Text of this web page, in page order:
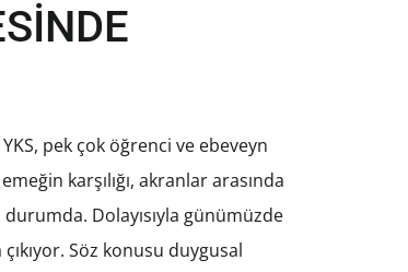
pek çok öğrenci ve ebeveyn
karşılığı, akranlar arasında
Dolayısıyla günümüzde
Söz konusu duygusal